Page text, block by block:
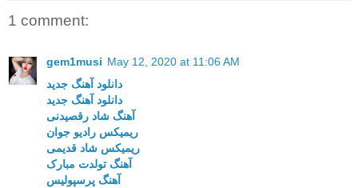
1 comment:
gem1musi May 12, 2020 at 11:06 AM
دانلود آهنگ جدید
دانلود آهنگ جدید
آهنگ شاد رقصیدنی
ریمیکس رادیو جوان
ریمیکس شاد قدیمی
آهنگ تولدت مبارک
آهنگ پرسپولیس